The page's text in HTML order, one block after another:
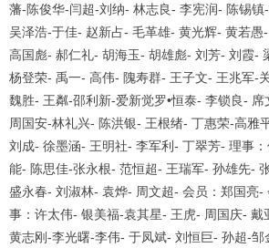
藩-陈俊华-闫超-刘纳- 林志良- 李宪润- 陈锡镇-
吴泽浩-于佳- 赵新占- 毛革雄- 黄光辉- 黄若愚-
高国彪- 郝仁礼- 胡海玉- 胡雄彪- 刘芳- 刘霞-
杨登荣- 禹一- 高伟- 隗寿群- 王子文- 王兆军-
魏胜- 王粼-邵利新-爱新觉罗•恒泰- 李锁良- 席
周国安-林礼兴- 陈洪银- 王根绪- 丁惠荣-高雅
刘成- 徐墨涵- 王明社- 李军利 - 丁翠芳- 理事
能- 陈思佳-张永根- 范恒超- 王瑞军- 孙雄先-
盛永春- 刘淑林- 袁烨- 周文超- 会员：郑国亮-
事：许太伟- 银美福-袁其星- 王虎- 周国庆- 戴
黄志刚-李光曙-李伟- 于凤斌- 刘恒巨- 孙超-邹